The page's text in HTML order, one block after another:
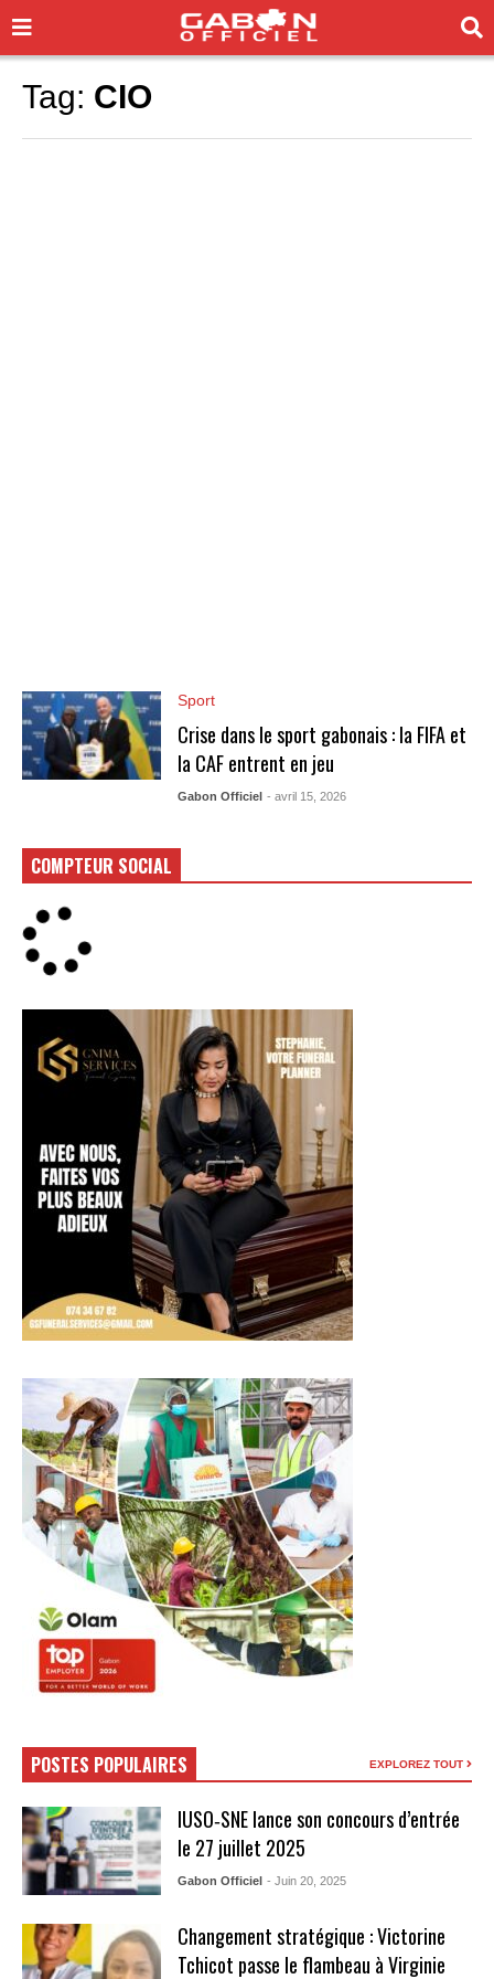
Tag: CIO
Sport
Crise dans le sport gabonais : la FIFA et
la CAF entrent en jeu
Gabon Officiel - avril 15, 2026
COMPTEUR SOCIAL
POSTES POPULAIRES EXPLOREZ TOUT
IUSO‑SNE lance son concours d’entrée
le 27 juillet 2025
Gabon Officiel - Juin 20, 2025
Changement stratégique : Victorine
Tchicot passe le flambeau à Virginie